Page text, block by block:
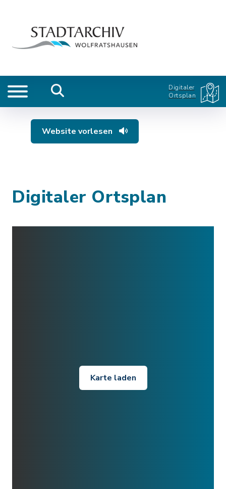
Digitaler
Ortsplan
Website vorlesen
Digitaler Ortsplan
Karte laden